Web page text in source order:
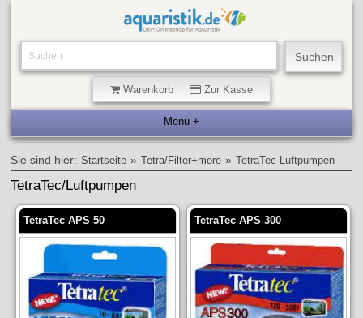
Warenkorb Zur Kasse
Sie sind hier: Startseite » Tetra/Filter+more » TetraTec Luftpumpen
TetraTec/Luftpumpen
TetraTec APS 50 TetraTec APS 300